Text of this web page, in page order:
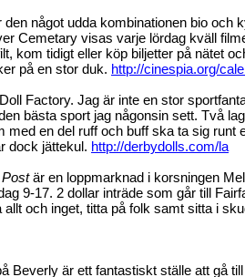
den något udda kombinationen bio och
Cemetary visas varje lördag kväll
kom tidigt eller köp biljetter på nätet
på en stor duk. http://cinespia.org/
Factory. Jag är inte en stor
bästa sport jag någonsin sett. Två
med en del ruff och buff ska ta sig runt
dock jättekul. http://derbydolls.com/la
är en loppmarknad i korsningen
9-17. 2 dollar inträde som går till
allt och inget, titta på folk samt sitta i
Beverly är ett fantastiskt ställe att gå